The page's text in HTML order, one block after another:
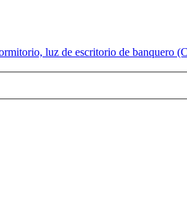
luz de escritorio de banquero